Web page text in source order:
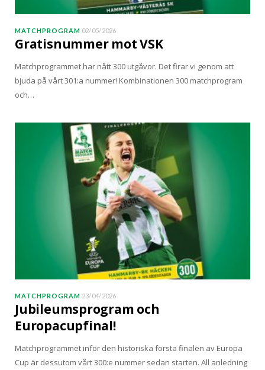
MATCHPROGRAM 02/05/2026
Gratisnummer mot VSK
Matchprogrammet har nått 300 utgåvor. Det firar vi genom att
bjuda på vårt 301:a nummer! Kombinationen 300 matchprogram
och…
MATCHPROGRAM 23/04/2026
Jubileumsprogram och
Europacupfinal!
Matchprogrammet inför den historiska första finalen av Europa
Cup är dessutom vårt 300:e nummer sedan starten. All anledning